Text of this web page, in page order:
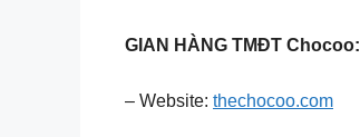
GIAN HÀNG TMĐT Chocoo:
– Website: thechocoo.com